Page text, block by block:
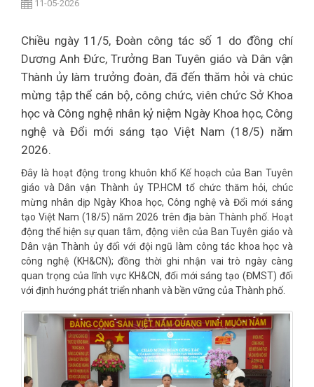
11-05-2026
Chiều ngày 11/5, Đoàn công tác số 1 do đồng chí
Dương Anh Đức, Trưởng Ban Tuyên giáo và Dân vận
Thành ủy làm trưởng đoàn, đã đến thăm hỏi và chúc
mừng tập thể cán bộ, công chức, viên chức Sở Khoa
học và Công nghệ nhân kỷ niệm Ngày Khoa học, Công
nghệ và Đổi mới sáng tạo Việt Nam (18/5) năm
2026.
Đây là hoạt động trong khuôn khổ Kế hoạch của Ban Tuyên
giáo và Dân vận Thành ủy TP.HCM tổ chức thăm hỏi, chúc
mừng nhân dịp Ngày Khoa học, Công nghệ và Đổi mới sáng
tạo Việt Nam (18/5) năm 2026 trên địa bàn Thành phố. Hoạt
động thể hiện sự quan tâm, động viên của Ban Tuyên giáo và
Dân vận Thành ủy đối với đội ngũ làm công tác khoa học và
công nghệ (KH&CN); đồng thời ghi nhận vai trò ngày càng
quan trọng của lĩnh vực KH&CN, đổi mới sáng tạo (ĐMST) đối
với định hướng phát triển nhanh và bền vững của Thành phố.